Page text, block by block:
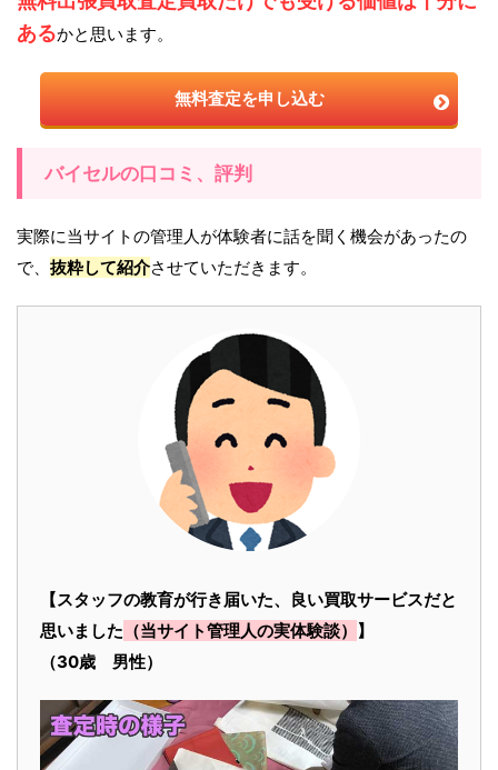
あるかと思います。
無料査定を申し込む
バイセルの口コミ、評判
実際に当サイトの管理人が体験者に話を聞く機会があったの
で、 抜粋して紹介させていただきます。
【スタッフの教育が行き届いた、良い買取サービスだと
思いました （当サイト管理人の実体験談） 】
（30歳 男性）